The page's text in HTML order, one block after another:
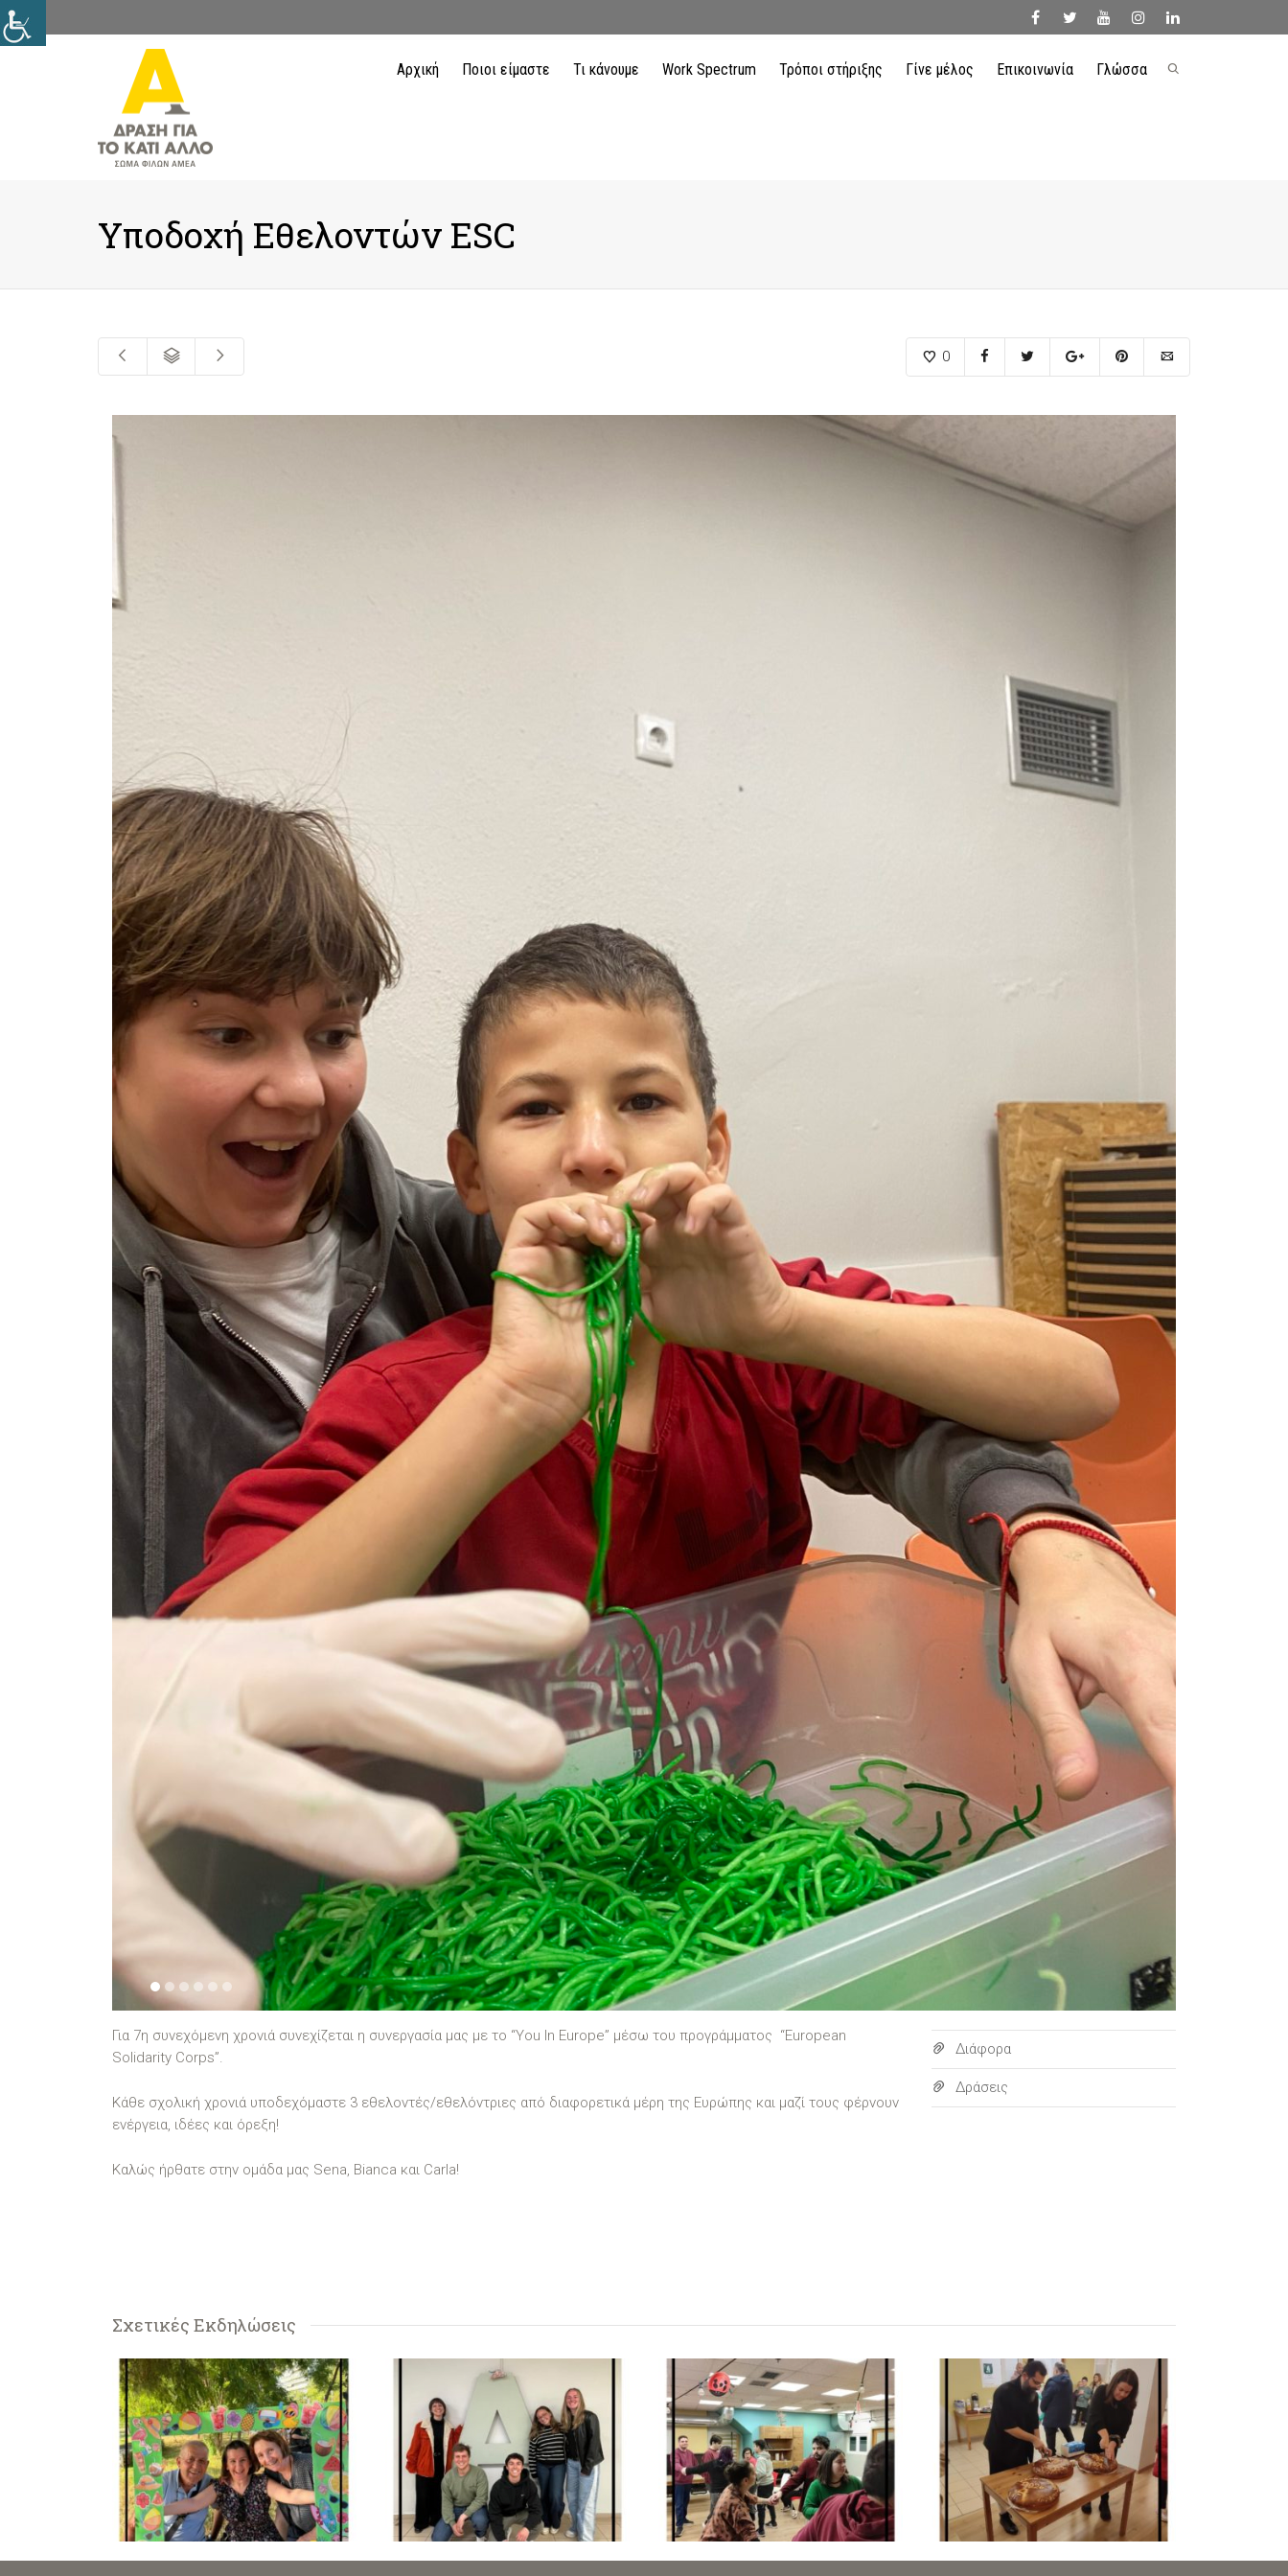
Αρχική Ποιοι είμαστε Τι κάνουμε Work Spectrum Τρόποι στήριξης Γίνε μέλος Επικοινωνία Γλώσσα
Υποδοχή Εθελοντών ESC
0
1 2 3 4 5
Για 7η συνεχόμενη χρονιά συνεχίζεται η συνεργασία μας με το “You In Europe” μέσω του προγράμματος “European
Solidarity Corps”.
Κάθε σχολική χρονιά υποδεχόμαστε 3 εθελοντές/εθελόντριες από διαφορετικά μέρη της Ευρώπης και μαζί τους φέρνουν
ενέργεια, ιδέες και όρεξη!
Καλώς ήρθατε στην ομάδα μας Sena, Bianca και Carla!
Διάφορα
Δράσεις
Σχετικές Εκδηλώσεις